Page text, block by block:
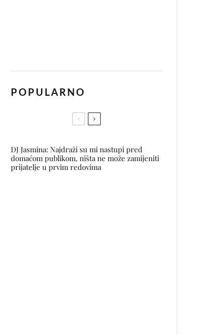
POPULARNO
DJ Jasmina: Najdraži su mi nastupi pred
domaćom publikom, ništa ne može zamijeniti
prijatelje u prvim redovima